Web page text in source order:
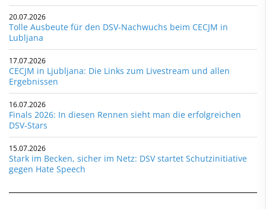
20.07.2026
Tolle Ausbeute für den DSV-Nachwuchs beim CECJM in
Lubljana
17.07.2026
CECJM in Ljubljana: Die Links zum Livestream und allen
Ergebnissen
16.07.2026
Finals 2026: In diesen Rennen sieht man die erfolgreichen
DSV-Stars
15.07.2026
Stark im Becken, sicher im Netz: DSV startet Schutzinitiative
gegen Hate Speech